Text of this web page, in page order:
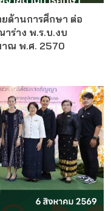
ยด้านการศึกษา ต่อ
ร่าง พ.ร.บ.งบ
าณ พ.ศ. 2570